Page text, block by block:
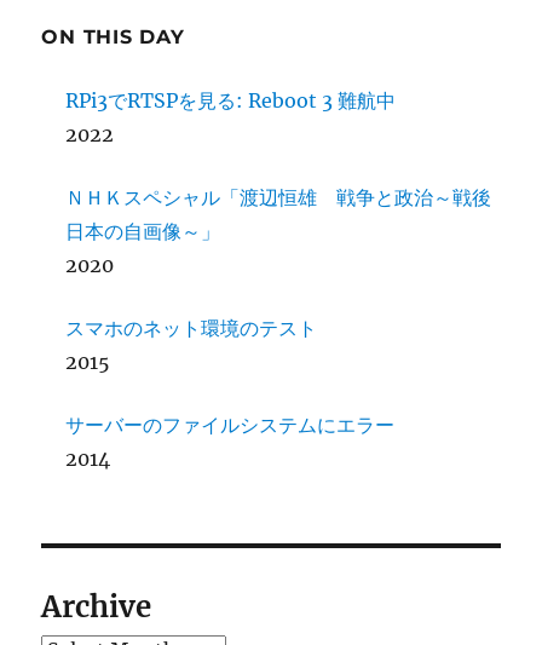
ON THIS DAY
RPi3でRTSPを見る: Reboot 3 難航中
2022
ＮＨＫスペシャル「渡辺恒雄 戦争と政治～戦後
日本の自画像～」
2020
スマホのネット環境のテスト
2015
サーバーのファイルシステムにエラー
2014
Archive